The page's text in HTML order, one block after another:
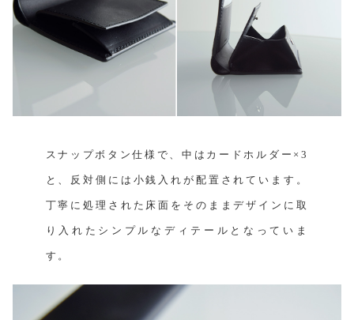
スナップボタン仕様で、中はカードホルダー×3
と、反対側には小銭入れが配置されています。
丁寧に処理された床面をそのままデザインに取
り入れたシンプルなディテールとなっていま
す。